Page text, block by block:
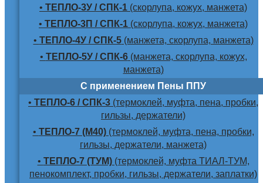
• ТЕПЛО-3У / СПК-1 (скорлупа, кожух, манжета)
• ТЕПЛО-3П / СПК-1 (скорлупа, кожух, манжета)
• ТЕПЛО-4У / СПК-5(манжета, скорлупа, манжета)
• ТЕПЛО-5У / СПК-6(манжета, скорлупа, кожух,
манжета)
С применением Пены ППУ
• ТЕПЛО-6 / СПК-3 (термоклей, муфта, пена, пробки,
гильзы, держатели)
• ТЕПЛО-7 (М40)(термоклей, муфта, пена, пробки,
гильзы, держатели, манжета)
• ТЕПЛО-7 (ТУМ)(термоклей, муфта ТИАЛ-ТУМ,
пенокомплект, пробки, гильзы, держатели, заплатки)